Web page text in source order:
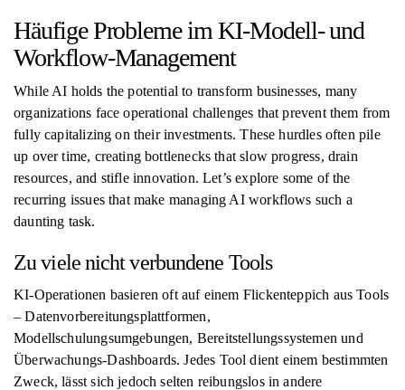
Häufige Probleme im KI-Modell- und
Workflow-Management
While AI holds the potential to transform businesses, many
organizations face operational challenges that prevent them from
fully capitalizing on their investments. These hurdles often pile
up over time, creating bottlenecks that slow progress, drain
resources, and stifle innovation. Let’s explore some of the
recurring issues that make managing AI workflows such a
daunting task.
Zu viele nicht verbundene Tools
KI-Operationen basieren oft auf einem Flickenteppich aus Tools
– Datenvorbereitungsplattformen,
Modellschulungsumgebungen, Bereitstellungssystemen und
Überwachungs-Dashboards. Jedes Tool dient einem bestimmten
Zweck, lässt sich jedoch selten reibungslos in andere